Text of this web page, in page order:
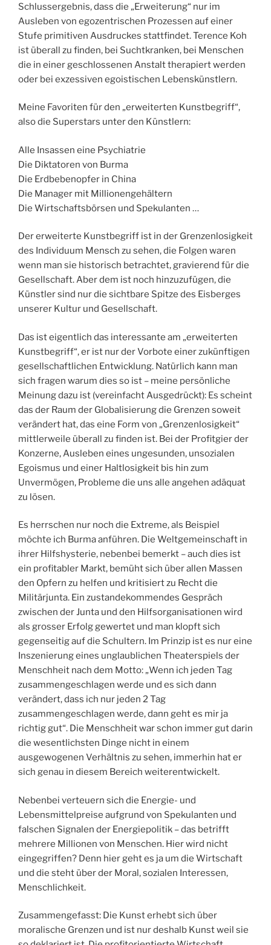
Schlussergebnis, dass die „Erweiterung“ nur im
Ausleben von egozentrischen Prozessen auf einer
Stufe primitiven Ausdruckes stattfindet. Terence Koh
ist überall zu finden, bei Suchtkranken, bei Menschen
die in einer geschlossenen Anstalt therapiert werden
oder bei exzessiven egoistischen Lebenskünstlern.
Meine Favoriten für den „erweiterten Kunstbegriff“,
also die Superstars unter den Künstlern:
Alle Insassen eine Psychiatrie
Die Diktatoren von Burma
Die Erdbebenopfer in China
Die Manager mit Millionengehältern
Die Wirtschaftsbörsen und Spekulanten …
Der erweiterte Kunstbegriff ist in der Grenzenlosigkeit
des Individuum Mensch zu sehen, die Folgen waren
wenn man sie historisch betrachtet, gravierend für die
Gesellschaft. Aber dem ist noch hinzuzufügen, die
Künstler sind nur die sichtbare Spitze des Eisberges
unserer Kultur und Gesellschaft.
Das ist eigentlich das interessante am „erweiterten
Kunstbegriff“, er ist nur der Vorbote einer zukünftigen
gesellschaftlichen Entwicklung. Natürlich kann man
sich fragen warum dies so ist – meine persönliche
Meinung dazu ist (vereinfacht Ausgedrückt): Es scheint
das der Raum der Globalisierung die Grenzen soweit
verändert hat, das eine Form von „Grenzenlosigkeit“
mittlerweile überall zu finden ist. Bei der Profitgier der
Konzerne, Ausleben eines ungesunden, unsozialen
Egoismus und einer Haltlosigkeit bis hin zum
Unvermögen, Probleme die uns alle angehen adäquat
zu lösen.
Es herrschen nur noch die Extreme, als Beispiel
möchte ich Burma anführen. Die Weltgemeinschaft in
ihrer Hilfshysterie, nebenbei bemerkt – auch dies ist
ein profitabler Markt, bemüht sich über allen Massen
den Opfern zu helfen und kritisiert zu Recht die
Militärjunta. Ein zustandekommendes Gespräch
zwischen der Junta und den Hilfsorganisationen wird
als grosser Erfolg gewertet und man klopft sich
gegenseitig auf die Schultern. Im Prinzip ist es nur eine
Inszenierung eines unglaublichen Theaterspiels der
Menschheit nach dem Motto: „Wenn ich jeden Tag
zusammengeschlagen werde und es sich dann
verändert, dass ich nur jeden 2 Tag
zusammengeschlagen werde, dann geht es mir ja
richtig gut“. Die Menschheit war schon immer gut darin
die wesentlichsten Dinge nicht in einem
ausgewogenen Verhältnis zu sehen, immerhin hat er
sich genau in diesem Bereich weiterentwickelt.
Nebenbei verteuern sich die Energie- und
Lebensmittelpreise aufgrund von Spekulanten und
falschen Signalen der Energiepolitik – das betrifft
mehrere Millionen von Menschen. Hier wird nicht
eingegriffen? Denn hier geht es ja um die Wirtschaft
und die steht über der Moral, sozialen Interessen,
Menschlichkeit.
Zusammengefasst: Die Kunst erhebt sich über
moralische Grenzen und ist nur deshalb Kunst weil sie